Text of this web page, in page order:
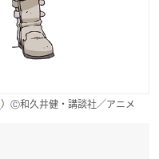
）Ⓒ和久井健・講談社／アニメ